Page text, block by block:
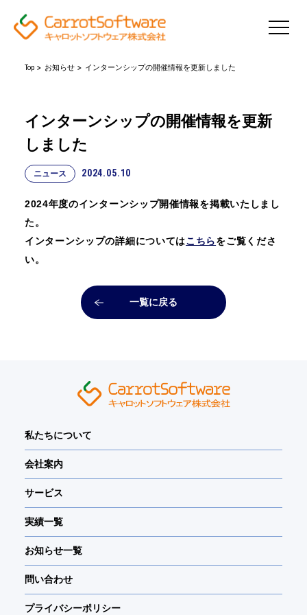
Top お知らせ インターンシップの開催情報を更新しました
インターンシップの開催情報を更新
しました
ニュース 2024.05.10
2024年度のインターンシップ開催情報を掲載いたしまし
た。
インターンシップの詳細についてはこちらをご覧くださ
い。
一覧に戻る
私たちについて
会社案内
サービス
実績一覧
お知らせ一覧
問い合わせ
プライバシーポリシー